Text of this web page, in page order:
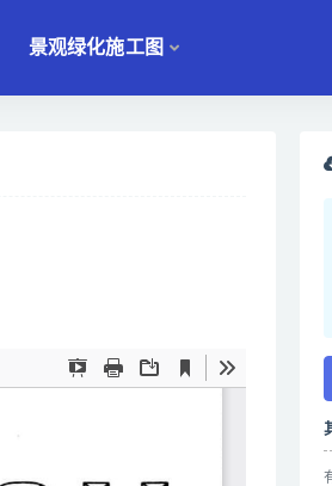
景观绿化施工图